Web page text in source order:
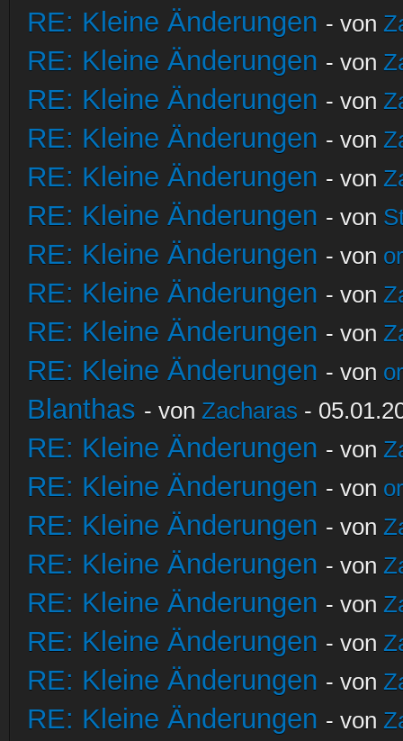
RE: Kleine Änderungen - von
RE: Kleine Änderungen - von
RE: Kleine Änderungen - von
RE: Kleine Änderungen - von
RE: Kleine Änderungen - von
RE: Kleine Änderungen - von
RE: Kleine Änderungen - von
RE: Kleine Änderungen - von
RE: Kleine Änderungen - von
RE: Kleine Änderungen - von
Blanthas - von Zacharas -
RE: Kleine Änderungen - von
RE: Kleine Änderungen - von
RE: Kleine Änderungen - von
RE: Kleine Änderungen - von
RE: Kleine Änderungen - von
RE: Kleine Änderungen - von
RE: Kleine Änderungen - von
RE: Kleine Änderungen - von